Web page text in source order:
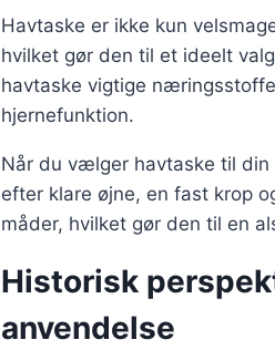
Havtaske er ikke kun
hvilket gør den til et ideelt
havtaske vigtige
hjernefunktion.
Når du vælger havtaske til
efter klare øjne, en fast krop
måder, hvilket gør den til en
Historisk
anvendelse